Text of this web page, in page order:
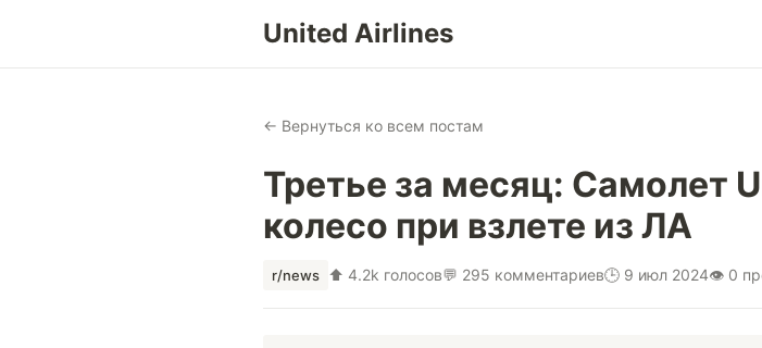
United Airlines
← Вернуться ко всем постам
Третье за месяц: Самолет
колесо при взлете из ЛА
r/news ⬆ 4.2k голосов💬 295 комментариев🕒 9 июл 2024👁 0